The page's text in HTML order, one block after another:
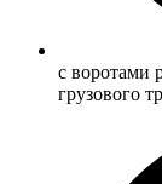
с воротами
грузового